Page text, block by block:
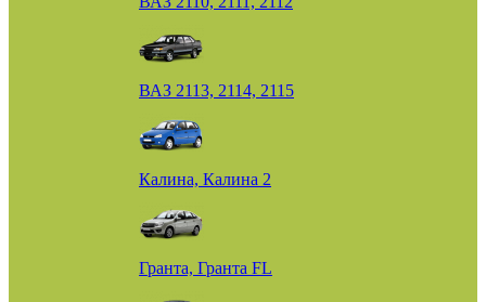
ВАЗ 2113, 2114, 2115
Калина, Калина 2
Гранта, Гранта FL